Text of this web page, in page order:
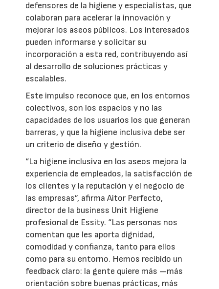
defensores de la higiene y especialistas, que
colaboran para acelerar la innovación y
mejorar los aseos públicos. Los interesados
pueden informarse y solicitar su
incorporación a esta red, contribuyendo así
al desarrollo de soluciones prácticas y
escalables.
Este impulso reconoce que, en los entornos
colectivos, son los espacios y no las
capacidades de los usuarios los que generan
barreras, y que la higiene inclusiva debe ser
un criterio de diseño y gestión.
“La higiene inclusiva en los aseos mejora la
experiencia de empleados, la satisfacción de
los clientes y la reputación y el negocio de
las empresas”, afirma Aitor Perfecto,
director de la business Unit Higiene
profesional de Essity. “Las personas nos
comentan que les aporta dignidad,
comodidad y confianza, tanto para ellos
como para su entorno. Hemos recibido un
feedback claro: la gente quiere más —más
orientación sobre buenas prácticas, más